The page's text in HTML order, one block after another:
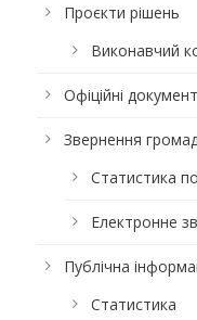
Проєкти рішень
Виконавчий
Офіційні
Звернення
Статистика
Електронне
Публічна
Статистика